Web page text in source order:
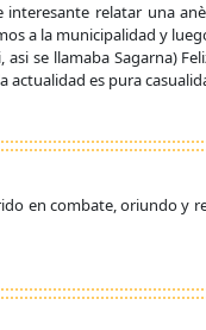
relatar una
a la municipalidad y
se llamaba Sagarna)
actualidad es pura
en combate, oriundo